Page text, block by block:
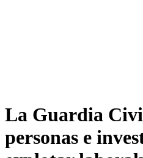
La Guardia
personas e